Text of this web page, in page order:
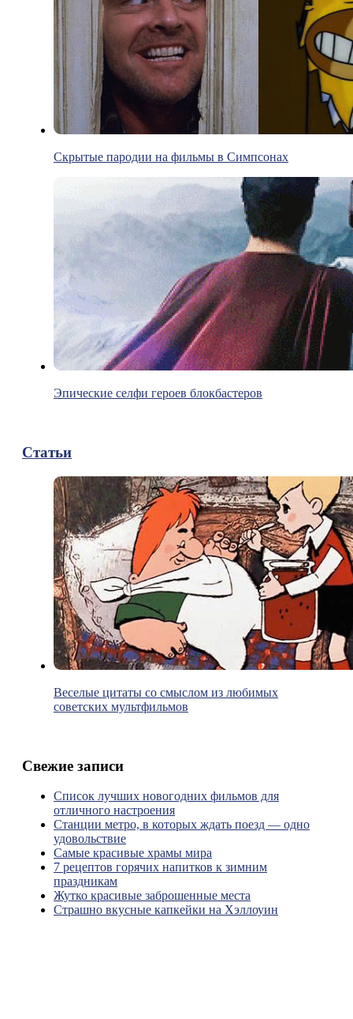
Скрытые пародии на фильмы в Симпсонах
Эпические селфи героев блокбастеров
Статьи
Веселые цитаты со смыслом из любимых
советских мультфильмов
Свежие записи
Список лучших новогодних фильмов для
отличного настроения
Станции метро, в которых ждать поезд — одно
удовольствие
Самые красивые храмы мира
7 рецептов горячих напитков к зимним
праздникам
Жутко красивые заброшенные места
Страшно вкусные капкейки на Хэллоуин